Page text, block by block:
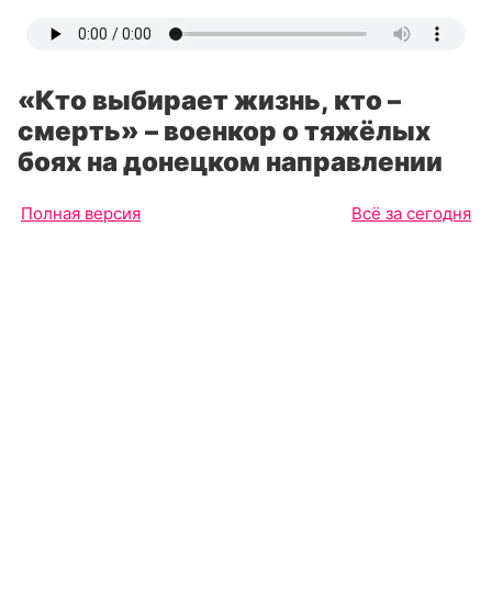
«Кто выбирает жизнь, кто –
смерть» – военкор о тяжёлых
боях на донецком направлении
Полная версия Всё за сегодня